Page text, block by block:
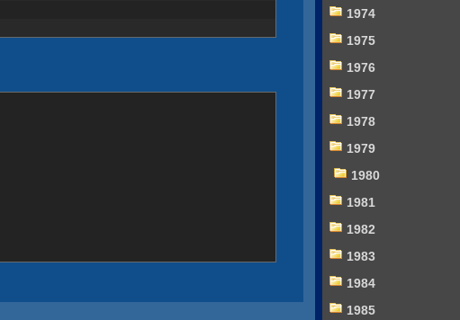
1974
1975
1976
1977
1978
1979
1980
1981
1982
1983
1984
1985